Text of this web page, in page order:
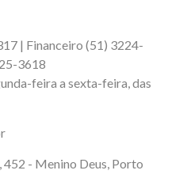
| Financeiro (51) 3224-
3618
feira a sexta-feira, das
452 - Menino Deus, Porto